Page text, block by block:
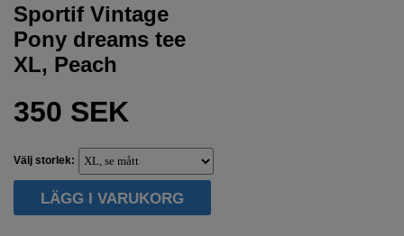
Sportif Vintage
Pony dreams tee
XL, Peach
350 SEK
Välj storlek: